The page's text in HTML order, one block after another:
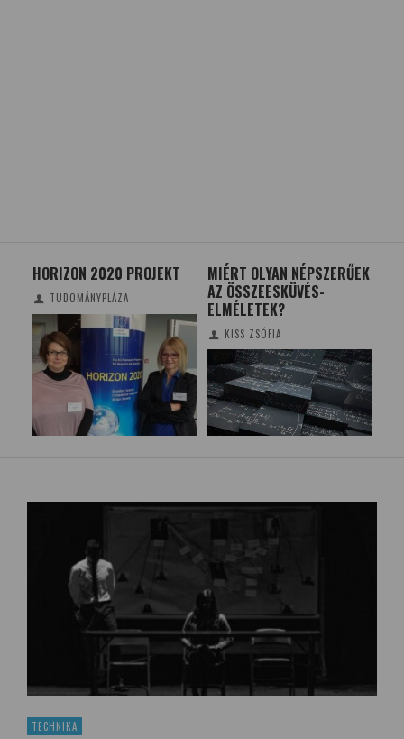
HORIZON 2020 PROJEKT
TUDOMÁNYPLÁZA
MIÉRT OLYAN NÉPSZERŰEK
AZ ÖSSZEESKÜVÉS-
ELMÉLETEK?
KISS ZSÓFIA
TECHNIKA